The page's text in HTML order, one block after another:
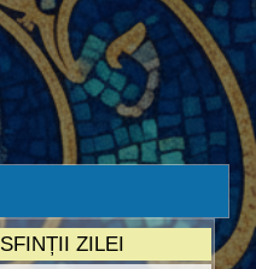
SFINȚII ZILEI